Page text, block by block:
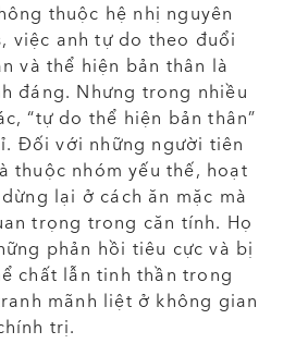
thuộc hệ nhị nguyên
việc anh tự do theo đuổi
và thể hiện bản thân là
đáng. Nhưng trong nhiều
“tự do thể hiện bản thân”
Đối với những người tiên
thuộc nhóm yếu thế, hoạt
lại ở cách ăn mặc mà
trọng trong căn tính. Họ
phản hồi tiêu cực và bị
chất lẫn tinh thần trong
mãnh liệt ở không gian
trị.